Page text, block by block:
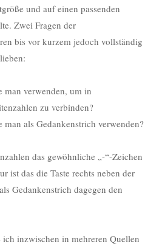
und auf einen passenden
Zwei Fragen der
bis vor kurzem jedoch vollständig
man verwenden, um in
zu verbinden?
man als Gedankenstrich verwenden?
das gewöhnliche „-“-Zeichen
ist das die Taste rechts neben der
Gedankenstrich dagegen den
inzwischen in mehreren Quellen